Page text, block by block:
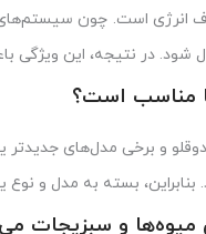
انرژی است. چون
شود. در نتیجه، این
و برخی مدل‌های جدیدتر
بسته به مدل و